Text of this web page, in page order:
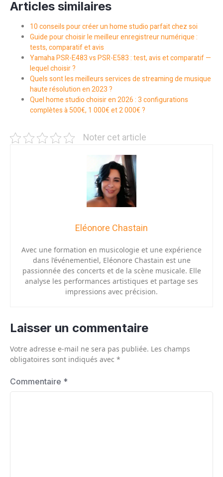
Articles similaires
10 conseils pour créer un home studio parfait chez soi
Guide pour choisir le meilleur enregistreur numérique :
tests, comparatif et avis
Yamaha PSR-E483 vs PSR-E583 : test, avis et comparatif —
lequel choisir ?
Quels sont les meilleurs services de streaming de musique
haute résolution en 2023 ?
Quel home studio choisir en 2026 : 3 configurations
complètes à 500€, 1 000€ et 2 000€ ?
Noter cet article
Eléonore Chastain
Avec une formation en musicologie et une expérience
dans l’événementiel, Eléonore Chastain est une
passionnée des concerts et de la scène musicale. Elle
analyse les performances artistiques et partage ses
impressions avec précision.
Laisser un commentaire
Votre adresse e-mail ne sera pas publiée. Les champs
obligatoires sont indiqués avec *
Commentaire *